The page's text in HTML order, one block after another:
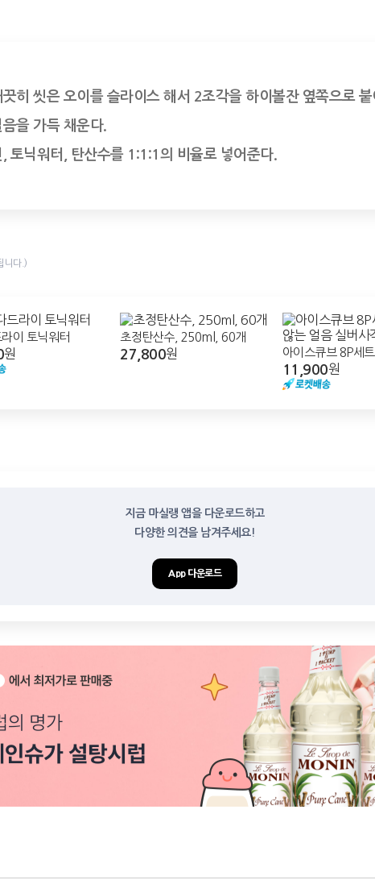
끗히 씻은 오이를 슬라이스 해서 2조각을 하이볼잔 옆쪽으로
을 가득 채운다.
토닉워터, 탄산수를 1:1:1의 비율로 넣어준다.
니다.)
이 토닉워터
원
초정탄산수, 250ml, 60개
27,800원
아이스큐브 8P세
얼음 실버사각, 실버
11,900원
지금 마실랭 앱을 다운로드하고
다양한 의견을 남겨주세요!
App 다운로드